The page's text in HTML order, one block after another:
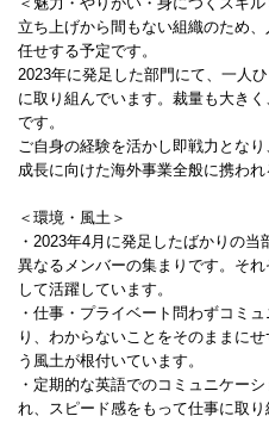
立ち上げから間もない組織のため
任せする予定です。
2023年に発足した部門にて、一人
に取り組んでいます。裁量も大き
です。
ご自身の経験を活かし即戦力とな
成長に向けた海外事業全般に携われ
＜環境・風土＞
・2023年4月に発足したばかりの
異なるメンバーの集まりです。そ
して活躍しています。
・仕事・プライベート問わずコミ
り、わからないことをそのままに
う風土が根付いています。
・定期的な英語でのコミュニケー
れ、スピード感をもって仕事に取り